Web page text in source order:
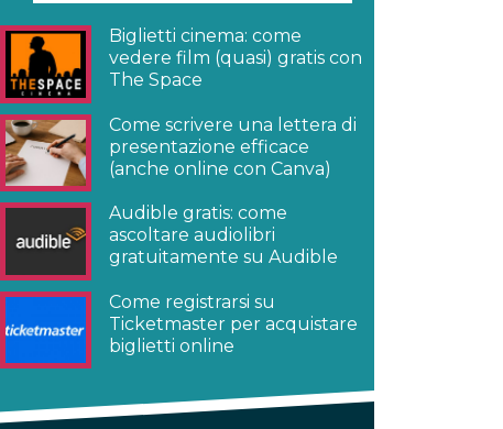
Biglietti cinema: come
vedere film (quasi) gratis con
The Space
Come scrivere una lettera di
presentazione efficace
(anche online con Canva)
Audible gratis: come
ascoltare audiolibri
gratuitamente su Audible
Come registrarsi su
Ticketmaster per acquistare
biglietti online